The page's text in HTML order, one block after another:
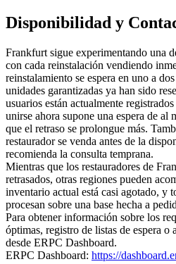
Disponibilidad y
Frankfurt sigue experimentando una
con cada reinstalación vendiendo
reinstalamiento se espera en uno a
unidades garantizadas ya han sido
usuarios están actualmente
unirse ahora supone una espera de al
que el retraso se prolongue más.
restaurador se venda antes de la
recomienda la consulta temprana.
Mientras que los restauradores de
retrasados, otras regiones pueden
inventario actual está casi agotado, y
procesan sobre una base hecha a
Para obtener información sobre los
óptimas, registro de listas de espera o
desde ERPC Dashboard.
ERPC Dashboard: https://